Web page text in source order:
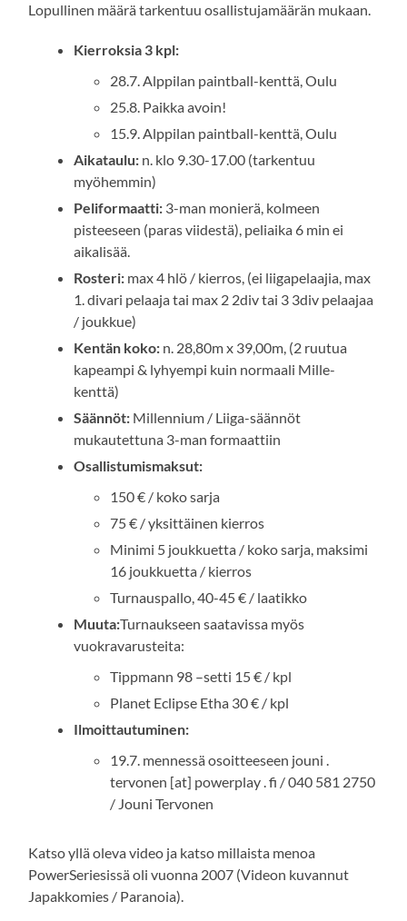
Lopullinen määrä tarkentuu osallistujamäärän mukaan.
Kierroksia 3 kpl:
28.7. Alppilan paintball-kenttä, Oulu
25.8. Paikka avoin!
15.9. Alppilan paintball-kenttä, Oulu
Aikataulu: n. klo 9.30-17.00 (tarkentuu
myöhemmin)
Peliformaatti: 3-man monierä, kolmeen
pisteeseen (paras viidestä), peliaika 6 min ei
aikalisää.
Rosteri: max 4 hlö / kierros, (ei liigapelaajia, max
1. divari pelaaja tai max 2 2div tai 3 3div pelaajaa
/ joukkue)
Kentän koko: n. 28,80m x 39,00m, (2 ruutua
kapeampi & lyhyempi kuin normaali Mille-
kenttä)
Säännöt: Millennium / Liiga-säännöt
mukautettuna 3-man formaattiin
Osallistumismaksut:
150 € / koko sarja
75 € / yksittäinen kierros
Minimi 5 joukkuetta / koko sarja, maksimi
16 joukkuetta / kierros
Turnauspallo, 40-45 € / laatikko
Muuta:Turnaukseen saatavissa myös
vuokravarusteita:
Tippmann 98 –setti 15 € / kpl
Planet Eclipse Etha 30 € / kpl
Ilmoittautuminen:
19.7. mennessä osoitteeseen jouni .
tervonen [at] powerplay . fi / 040 581 2750
/ Jouni Tervonen
Katso yllä oleva video ja katso millaista menoa
PowerSeriesissä oli vuonna 2007 (Videon kuvannut
Japakkomies / Paranoia).